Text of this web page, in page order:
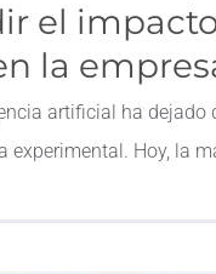
el
la
artificial ha dejado
experimental. Hoy, la